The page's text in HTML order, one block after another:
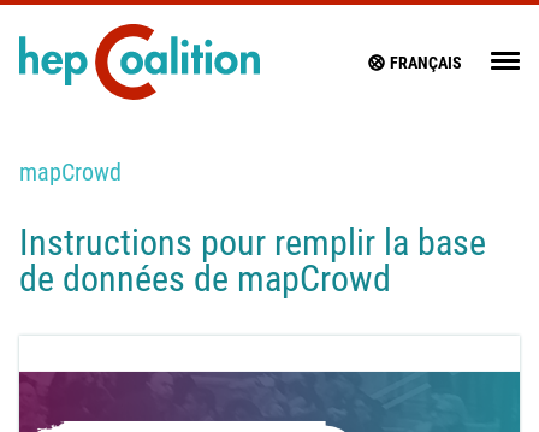
FRANÇAIS
mapCrowd
Instructions pour remplir la base
de données de mapCrowd